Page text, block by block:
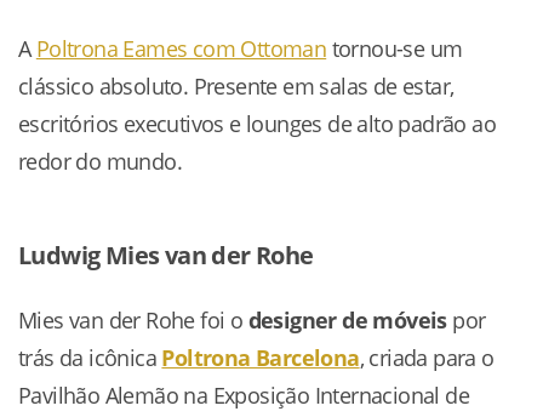
APoltrona Eames com Ottoman tornou-se um
clássico absoluto. Presente em salas de estar,
escritórios executivos e lounges de alto padrão ao
redor do mundo.
Ludwig Mies van der Rohe
Mies van der Rohe foi o designer de móveispor
trás da icônica Poltrona Barcelona, criada para o
Pavilhão Alemão na Exposição Internacional de